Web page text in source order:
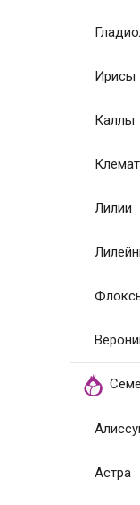
Ирисы
Каллы
Лилии
Астра